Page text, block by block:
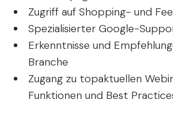
Zugriff auf Shopping- und
Spezialisierter Google-
Erkenntnisse und
Branche
Zugang zu topaktuellen
Funktionen und Best